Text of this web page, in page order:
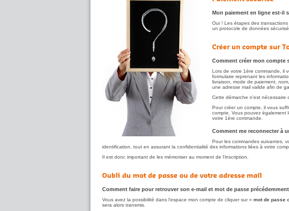
Mon paiement en ligne est-il
Oui ! Les étapes des
un protocole de données
Comment créer mon compte
Lors de votre 1ère commande, il
formulaire reprenant les
livraison, mode de paiement,
une adresse mail valide afin de
Cette démarche n'est nécessaire
Pour créer un compte, il vous
compte. Vous pouvez également
votre 1ère commande.
Comment me reconnecter à
Pour les commandes suivantes,
identification, tout en assurant la confidentialité des informations liées à votre
Il est donc important de les mémoriser au moment de l'inscription.
Comment faire pour retrouver son e-mail et mot de passe
Vous avez la possibilité dans l'espace mon compte de cliquer sur « mot de passe
sera alors transmis.